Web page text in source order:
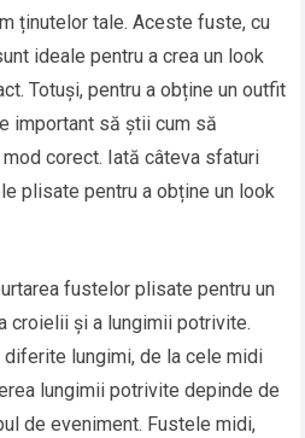
ținutelor tale. Aceste fuste, cu
ideale pentru a crea un look
Totuși, pentru a obține un outfit
important să știi cum să
corect. Iată câteva sfaturi
plisate pentru a obține un look
fustelor plisate pentru un
croielii și a lungimii potrivite.
lungimi, de la cele midi
lungimii potrivite depinde de
de eveniment. Fustele midi,